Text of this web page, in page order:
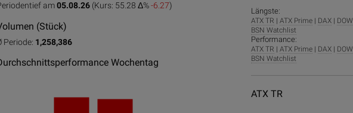
am05.08.26 (Kurs: 55.28 Δ%-6.27)
(Stück)
Periode: 1,258,386
Wochentag
Längste:
ATX TR |ATX Prime | DAX | DOW
BSN Watchlist
Performance:
ATX TR |ATX Prime | DAX | DOW
BSN Watchlist
ATX TR